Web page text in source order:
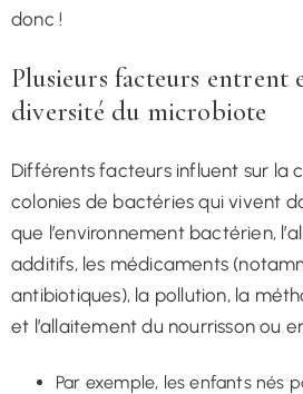
donc !
Plusieurs facteurs entrent
diversité du microbiote
Différents facteurs influent sur la
colonies de bactéries qui vivent
que l’environnement bactérien,
additifs, les médicaments
antibiotiques), la pollution, la
et l’allaitement du nourrisson ou
Par exemple, les enfants nés